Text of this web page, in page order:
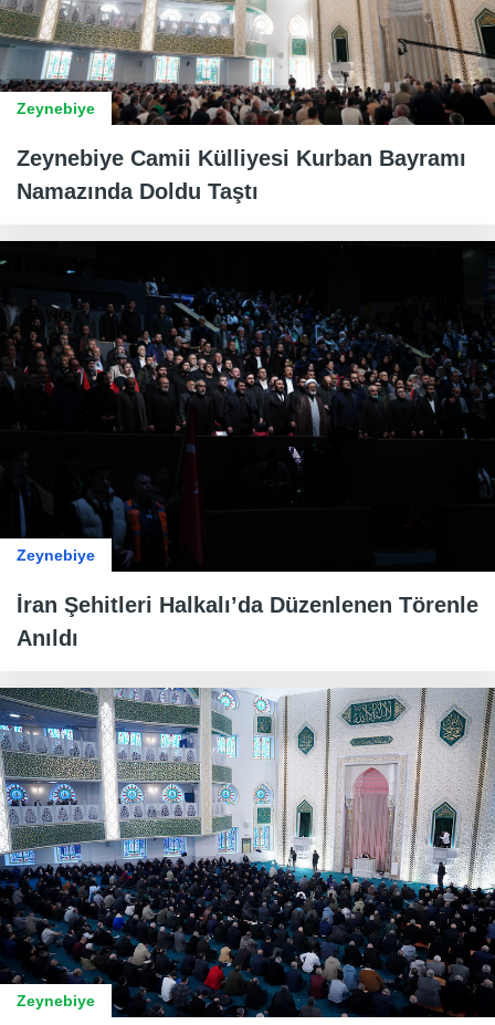
Zeynebiye
Zeynebiye Camii Külliyesi Kurban Bayramı
Namazında Doldu Taştı
Zeynebiye
İran Şehitleri Halkalı’da Düzenlenen Törenle
Anıldı
Zeynebiye